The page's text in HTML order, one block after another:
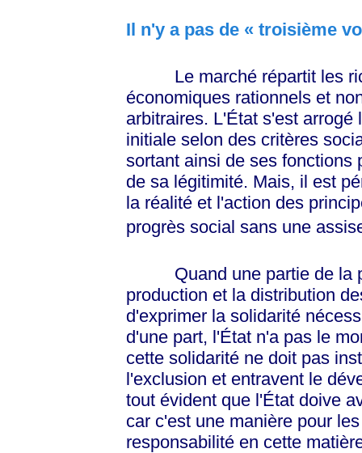
Il n'y a pas de « troisième
Le marché répartit les
économiques rationnels et
arbitraires. L'État s'est
initiale selon des critères
sortant ainsi de ses fonctions
de sa légitimité. Mais, il est
la réalité et l'action des
progrès social sans une
Quand une partie de la
production et la distribution
d'exprimer la solidarité
d'une part, l'État n'a pas le
cette solidarité ne doit pas
l'exclusion et entravent le
tout évident que l'État doive
car c'est une manière pour
responsabilité en cette